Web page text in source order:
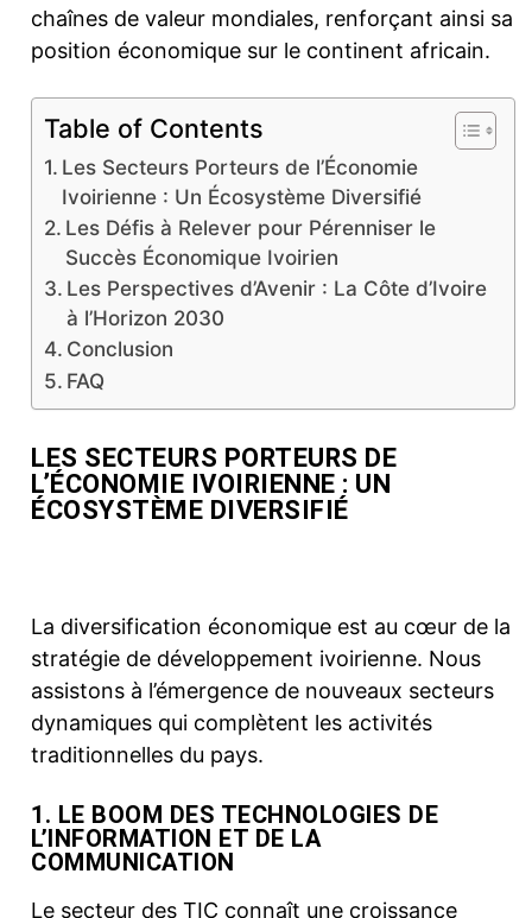
chaînes de valeur mondiales, renforçant ainsi sa
position économique sur le continent africain.
Table of Contents
Les Secteurs Porteurs de l’Économie
Ivoirienne : Un Écosystème Diversifié
Les Défis à Relever pour Pérenniser le
Succès Économique Ivoirien
Les Perspectives d’Avenir : La Côte d’Ivoire
à l’Horizon 2030
Conclusion
FAQ
LES SECTEURS PORTEURS DE
L’ÉCONOMIE IVOIRIENNE : UN
ÉCOSYSTÈME DIVERSIFIÉ
La diversification économique est au cœur de la
stratégie de développement ivoirienne. Nous
assistons à l’émergence de nouveaux secteurs
dynamiques qui complètent les activités
traditionnelles du pays.
1. LE BOOM DES TECHNOLOGIES DE
L’INFORMATION ET DE LA
COMMUNICATION
Le secteur des TIC connaît une croissance